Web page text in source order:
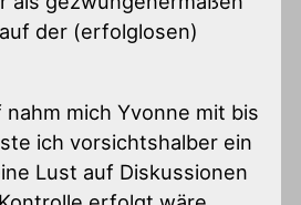
der (erfolglosen)
mich Yvonne mit bis
ich vorsichtshalber ein
Lust auf Diskussionen